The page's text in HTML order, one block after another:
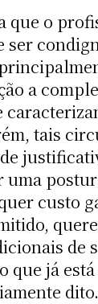
que o
ser
a
tais
uma
custo
de
que já